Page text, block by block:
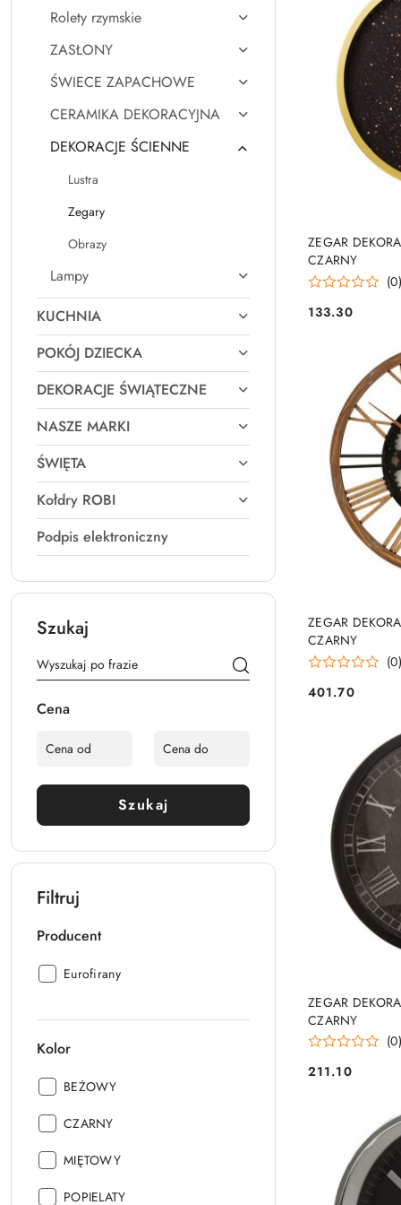
Rolety rzymskie
ZASŁONY
ŚWIECE ZAPACHOWE
CERAMIKA DEKORACYJNA
DEKORACJE ŚCIENNE
Lustra
Zegary
Obrazy
Lampy
KUCHNIA
POKÓJ DZIECKA
DEKORACJE ŚWIĄTECZNE
NASZE MARKI
ŚWIĘTA
Kołdry ROBI
Podpis elektroniczny
Szukaj
Cena
Szukaj
Filtruj
Producent
Producent:
Eurofirany
Kolor
Kolor:
BEŻOWY
Kolor:
CZARNY
Kolor:
MIĘTOWY
Kolor:
POPIELATY
ZEGAR
CZARNY
(0)
Cena:
133.30
ZEGAR
CZARNY
(0)
Cena:
401.70
ZEGAR
CZARNY
(0)
Cena:
211.10